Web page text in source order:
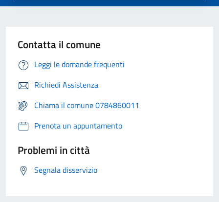
Contatta il comune
Leggi le domande frequenti
Richiedi Assistenza
Chiama il comune 0784860011
Prenota un appuntamento
Problemi in città
Segnala disservizio